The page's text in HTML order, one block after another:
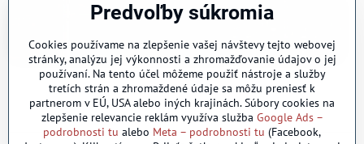
Predvoľby súkromia
Cookies používame na zlepšenie vašej návštevy tejto webovej
stránky, analýzu jej výkonnosti a zhromažďovanie údajov o jej
používaní. Na tento účel môžeme použiť nástroje a služby
tretích strán a zhromaždené údaje sa môžu preniesť k
partnerom v EÚ, USA alebo iných krajinách. Súbory cookies na
zlepšenie relevancie reklám využíva služba Google Ads –
podrobnosti tu alebo Meta – podrobnosti tu (Facebook,